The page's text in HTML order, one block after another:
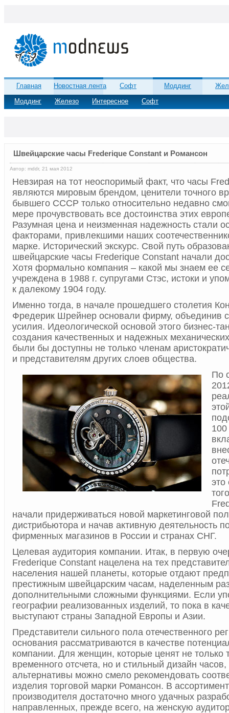
Главная
Новостная лента
Моддинг
Железо Интересное Софт
Софт Моддинг
Швейцарские часы Frederique Constant и Романсон
Автор: mddr, 21 мая 2012
Невзирая на тот неоспоримый факт, что часы
являются мировым брендом, ценители точного
бывшего СССР только относительно недавно
мере прочувствовать все достоинства этих
Разумная цена и неизменная надежность стали
факторами, привлекшими наших
марке. Исторический экскурс. Свой путь
швейцарские часы Frederique Constant начали
Хотя формально компания – какой мы знаем ее
учреждена в 1988 г. супругами Стэс, истоки и
к далекому 1904 году.
Именно тогда, в начале прошедшего столетия
Фредерик Шрейнер основали фирму, объединив
усилия. Идеологической основой этого бизнес-
создания качественных и надежных
были бы доступны не только членам
и представителям других слоев общества.
По
это
начали придерживаться новой маркетинговой
дистрибьютора и начав активную деятельность
фирменных магазинов в России и странах СНГ.
Целевая аудитория компании. Итак, в первую
Frederique Constant нацелена на тех
населения нашей планеты, которые отдают
престижным швейцарским часам, наделенным
дополнительными сложными функциями. Если
географии реализованных изделий, то пока в
выступают страны Западной Европы и Азии.
Представители сильного пола отечественного
основания рассматриваются в качестве
компании. Для женщин, которые ценят не только
временного отсчета, но и стильный дизайн часов,
альтернативы можно смело рекомендовать
изделия торговой марки Романсон. В
производителя достаточно много удачных
направленных, прежде всего, на женскую